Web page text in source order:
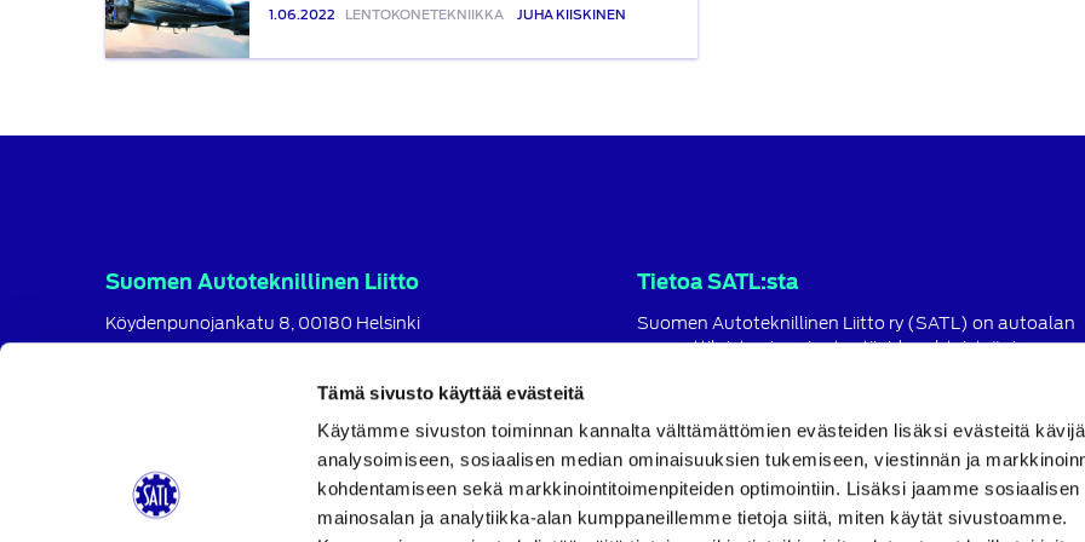
Tämä sivusto käyttää evästeitä
Käytämme sivuston toiminnan kannalta välttämättömien evästeiden lisäksi evästeitä
analysoimiseen, sosiaalisen median ominaisuuksien tukemiseen, viestinnän ja
kohdentamiseen sekä markkinointitoimenpiteiden optimointiin. Lisäksi jaamme sosiaalisen
mainosalan ja analytiikka-alan kumppaneillemme tietoja siitä, miten käytät sivustoamme.
1.06.2022 LENTOKONETEKNIIKKA JUHA KIISKINEN
–
Maantieltä
Suomen Autoteknillinen Liitto
Köydenpunojankatu 8, 00180 Helsinki
SATL
SATL
Tietoa SATL:sta
Suomen Autoteknillinen Liitto ry (SATL) on autoalan
ammattilaisten ja asiantuntijoiden yhteistyö- ja
tavoitteena on ylläpitää ja kehittää koko autoalan
ja ammattitaitoa.
Lue lisää